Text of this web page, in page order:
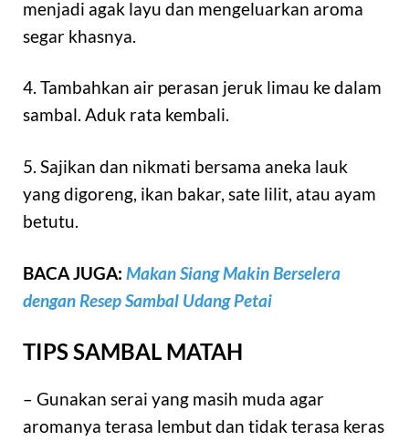
menjadi agak layu dan mengeluarkan aroma
segar khasnya.
4. Tambahkan air perasan jeruk limau ke dalam
sambal. Aduk rata kembali.
5. Sajikan dan nikmati bersama aneka lauk
yang digoreng, ikan bakar, sate lilit, atau ayam
betutu.
BACA JUGA: Makan Siang Makin Berselera
dengan Resep Sambal Udang Petai
TIPS SAMBAL MATAH
– Gunakan serai yang masih muda agar
aromanya terasa lembut dan tidak terasa keras